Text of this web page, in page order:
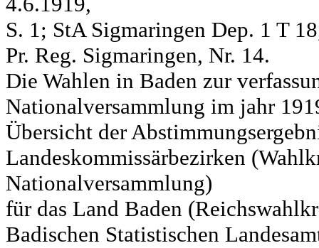
S. 1; StA Sigmaringen Dep. 1 T
Pr. Reg. Sigmaringen, Nr. 14.
Die Wahlen in Baden zur
Nationalversammlung im jahr
Übersicht der
Landeskommissärbezirken
Nationalversammlung)
für das Land Baden
Badischen Statistischen